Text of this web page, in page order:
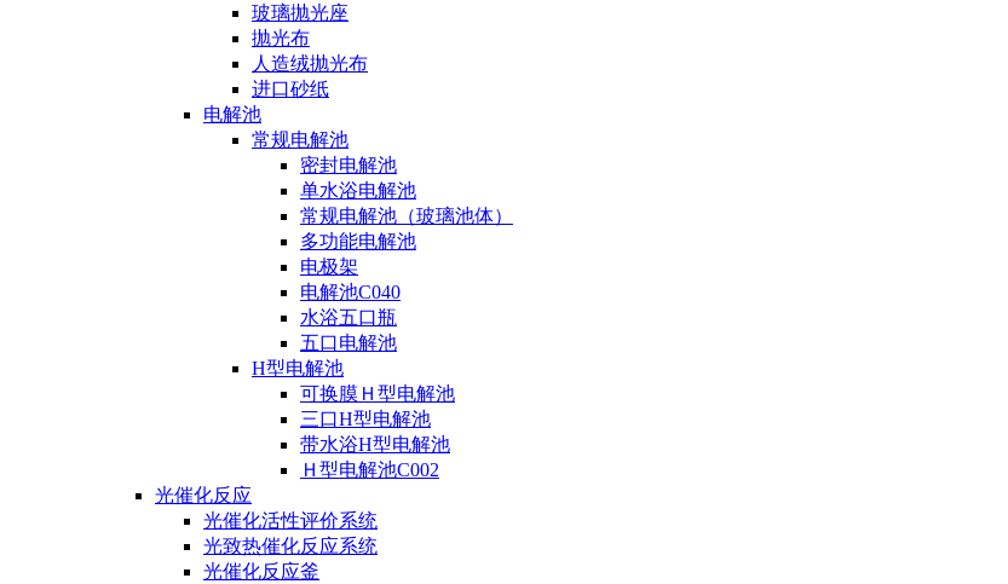
玻璃抛光座
抛光布
人造绒抛光布
进口砂纸
电解池
常规电解池
密封电解池
单水浴电解池
常规电解池（玻璃池体）
多功能电解池
电极架
电解池C040
水浴五口瓶
五口电解池
H型电解池
可换膜Ｈ型电解池
三口H型电解池
带水浴H型电解池
Ｈ型电解池C002
光催化反应
光催化活性评价系统
光致热催化反应系统
光催化反应釜